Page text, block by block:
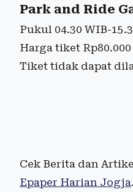
Park and Ride
Pukul 04.30 WIB-
Harga tiket Rp80.000
Tiket tidak dapat
Cek Berita dan
Epaper Harian Jogja.